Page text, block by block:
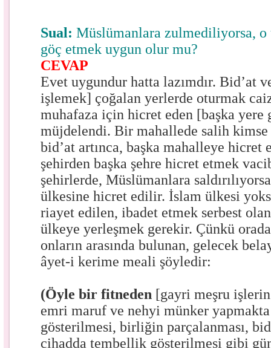
Sual: Müslümanlara zulmediliyorsa, o
göç etmek uygun olur mu?
CEVAP
Evet uygundur hatta lazımdır. Bid’at
işlemek] çoğalan yerlerde oturmak
muhafaza için hicret eden [başka yere
müjdelendi. Bir mahallede salih kimse
bid’at artınca, başka mahalleye
şehirden başka şehre hicret etmek
şehirlerde, Müslümanlara
ülkesine hicret edilir. İslam ülkesi
riayet edilen, ibadet etmek serbest
ülkeye yerleşmek gerekir. Çünkü
onların arasında bulunan, gelecek
âyet-i kerime meali şöyledir:
(Öyle bir fitneden [gayri meşru işlerin
emri maruf ve nehyi münker
gösterilmesi, birliğin parçalanması,
cihadda tembellik gösterilmesi gibi